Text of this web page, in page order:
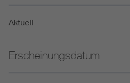
Aktuell
Erscheinungsdatum